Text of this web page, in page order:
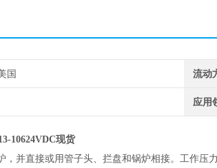
国 流动
应用
10624VDC现货
，并直接或用管子头、拦盘和锅炉相接。工作